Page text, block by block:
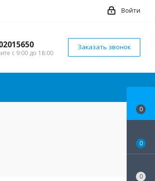
Войти
с 9:00 до 18:00
Заказать звонок
0
0
0